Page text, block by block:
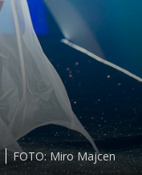
FOTO: Miro Majcen